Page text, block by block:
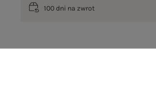
100 dni na zwrot